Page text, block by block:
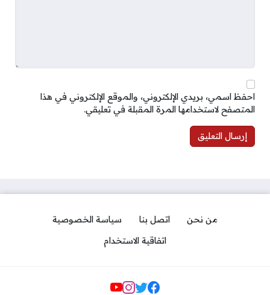
احفظ اسمي، بريدي الإلكتروني، والموقع الإلكتروني في هذا
المتصفح لاستخدامها المرة المقبلة في تعليقي.
من نحن اتصل بنا
سياسة الخصوصية
اتفاقية الاستخدام
مواقع التواصل